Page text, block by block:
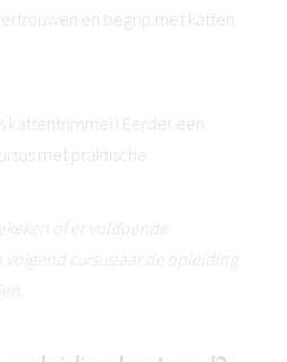
en begrip met katten
kattentrimmer! Eerder een
met praktische
of er voldoende
cursusjaar de opleiding